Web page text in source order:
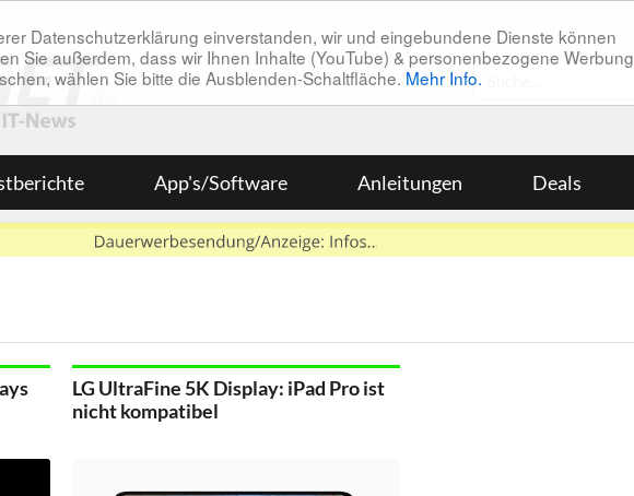
Datenschutzerklärung einverstanden, wir und eingebundene Dienste können
Sie außerdem, dass wir Ihnen Inhalte (YouTube) & personenbezogene Werbung
wählen Sie bitte die Ausblenden-Schaltfläche. Mehr Info.
App's/Software Anleitungen Deals
LG UltraFine 5K Display: iPad Pro ist
nicht kompatibel